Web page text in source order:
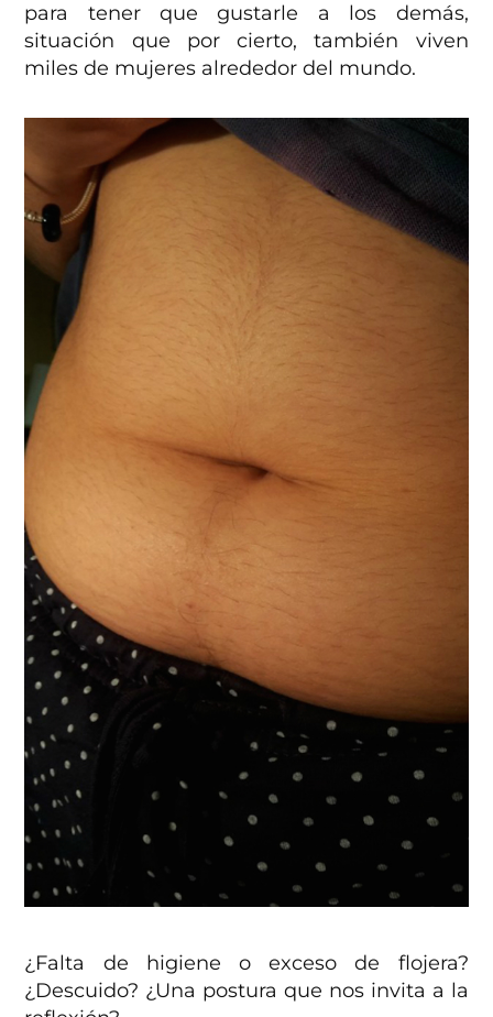
para tener que gustarle a los demás,
situación que por cierto, también viven
miles de mujeres alrededor del mundo.
¿Falta de higiene o exceso de flojera?
¿Descuido? ¿Una postura que nos invita a la